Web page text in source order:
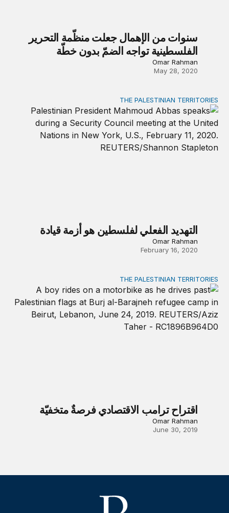
سنوات من الإهمال جعلت منظّمة التحرير
الفلسطينية تواجه الضمّ بدون خطّة
Omar Rahman
May 28, 2020
التهديد الفعلي لفلسطين هو أزمة قيادة
THE PALESTINIAN TERRITORIES
التهديد الفعلي لفلسطين هو أزمة قيادة
Omar Rahman
February 16, 2020
اقتراح ترامب الاقتصادي فرصةٌ متخفيّة
THE PALESTINIAN TERRITORIES
اقتراح ترامب الاقتصادي فرصةٌ متخفيّة
Omar Rahman
June 30, 2019